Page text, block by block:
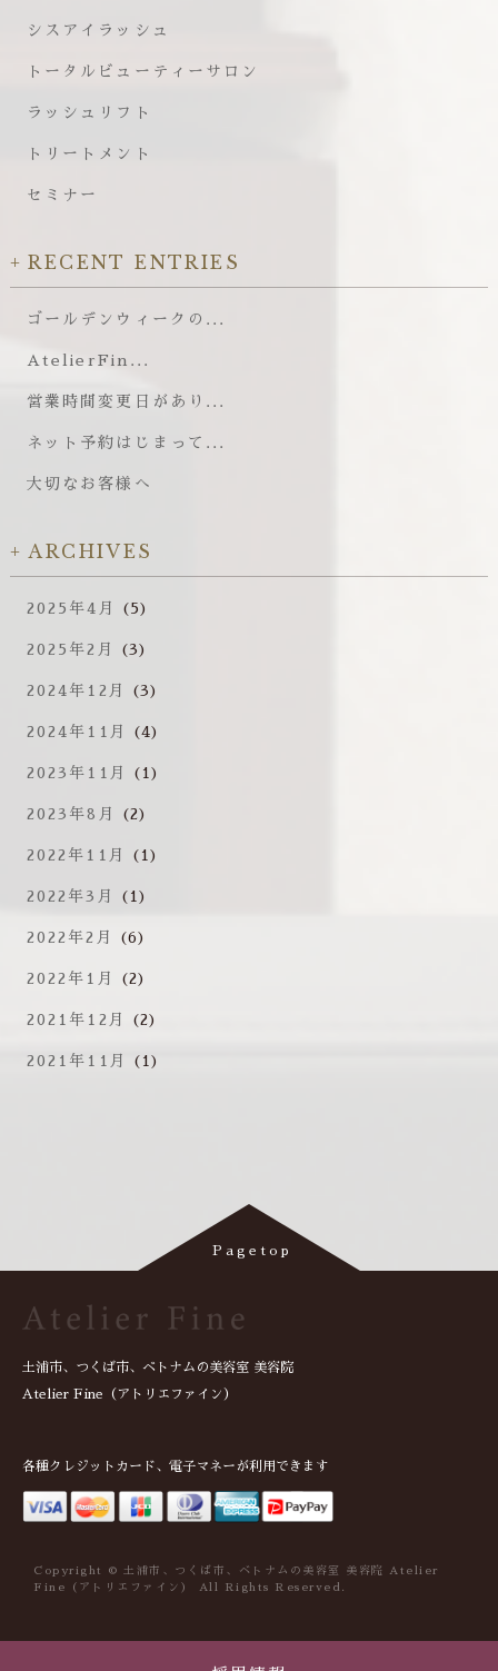
シスアイラッシュ
トータルビューティーサロン
ラッシュリフト
トリートメント
セミナー
RECENT ENTRIES
ゴールデンウィークの...
AtelierFin...
営業時間変更日があり...
ネット予約はじまって...
大切なお客様へ
ARCHIVES
2025年4月 (5)
2025年2月 (3)
2024年12月 (3)
2024年11月 (4)
2023年11月 (1)
2023年8月 (2)
2022年11月 (1)
2022年3月 (1)
2022年2月 (6)
2022年1月 (2)
2021年12月 (2)
2021年11月 (1)
土浦市、つくば市、ベトナムの美容室 美容院
Atelier Fine（アトリエファイン）
各種クレジットカード、電子マネーが利用できます
Copyright © 土浦市、つくば市、ベトナムの美容室 美容院 Atelier
Fine（アトリエファイン） All Rights Reserved.